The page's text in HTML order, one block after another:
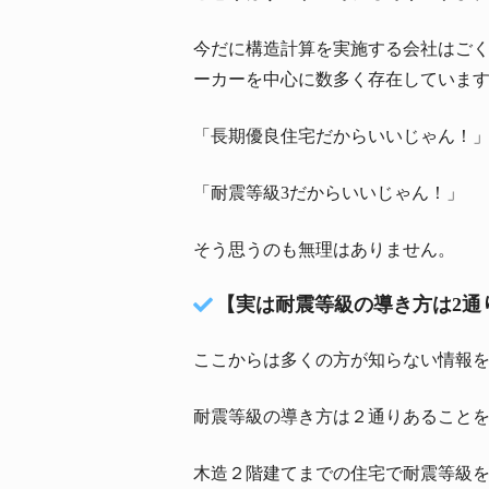
今だに構造計算を実施する会社はご
ーカーを中心に数多く存在していま
「長期優良住宅だからいいじゃん！」
「耐震等級3だからいいじゃん！」
そう思うのも無理はありません。
【実は耐震等級の導き方は2
ここからは多くの方が知らない情報
耐震等級の導き方は２通りあること
木造２階建てまでの住宅で耐震等級